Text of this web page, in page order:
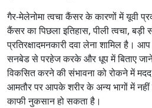
गैर-मेलेनोमा त्वचा कैंसर के कारणों में यूवी
कैंसर का पिछला इतिहास, पीली त्वचा, बड़ी
प्रतिरक्षादमनकारी दवा लेना शामिल है।
सनबेड से परहेज करके और धूप में बिताए
विकसित करने की संभावना को रोकने में
आमतौर पर आपके शरीर के अन्य भागों में
काफी नुकसान हो सकता है।